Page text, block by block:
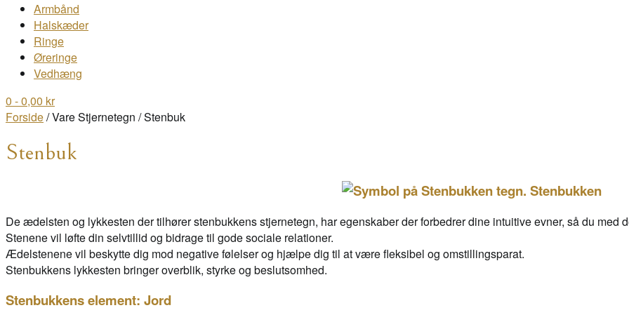
Armbånd
Halskæder
Ringe
Øreringe
Vedhæng
0 - 0,00 kr
Forside/ Vare Stjernetegn / Stenbuk
Stenbuk
Stenbukken
De ædelsten og lykkesten der tilhører stenbukkens stjernetegn, har egenskaber der forbedrer dine intuitive evner, så du med
Stenene vil løfte din selvtillid og bidrage til gode sociale relationer.
Ædelstenene vil beskytte dig mod negative følelser og hjælpe dig til at være fleksibel og omstillingsparat.
Stenbukkens lykkesten bringer overblik, styrke og beslutsomhed.
Stenbukkens element: Jord